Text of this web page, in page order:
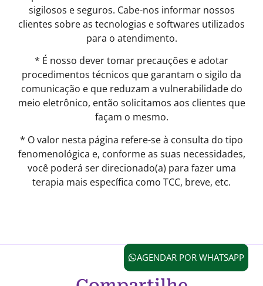
sigilosos e seguros. Cabe-nos informar nossos
clientes sobre as tecnologias e softwares utilizados
para o atendimento.
* É nosso dever tomar precauções e adotar
procedimentos técnicos que garantam o sigilo da
comunicação e que reduzam a vulnerabilidade do
meio eletrônico, então solicitamos aos clientes que
façam o mesmo.
* O valor nesta página refere-se à consulta do tipo
fenomenológica e, conforme as suas necessidades,
você poderá ser direcionado(a) para fazer uma
terapia mais específica como TCC, breve, etc.
AGENDAR POR WHATSAPP